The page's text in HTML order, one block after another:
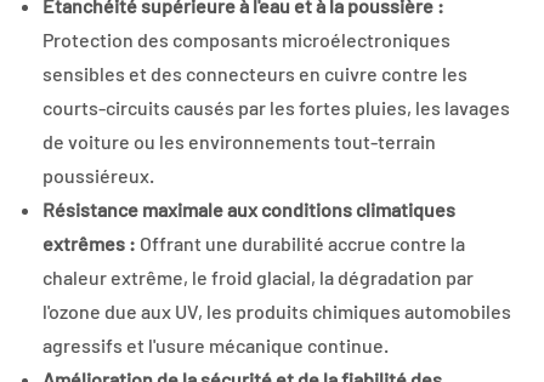
Étanchéité supérieure à l'eau et à la poussière :
Protection des composants microélectroniques
sensibles et des connecteurs en cuivre contre les
courts-circuits causés par les fortes pluies, les lavages
de voiture ou les environnements tout-terrain
poussiéreux.
Résistance maximale aux conditions climatiques
extrêmes : Offrant une durabilité accrue contre la
chaleur extrême, le froid glacial, la dégradation par
l'ozone due aux UV, les produits chimiques automobiles
agressifs et l'usure mécanique continue.